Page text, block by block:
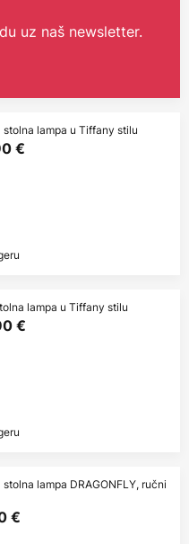
uz naš newsletter.
stolna lampa u Tiffany stilu
€
lampa u Tiffany stilu
€
lampa DRAGONFLY, ručni
€